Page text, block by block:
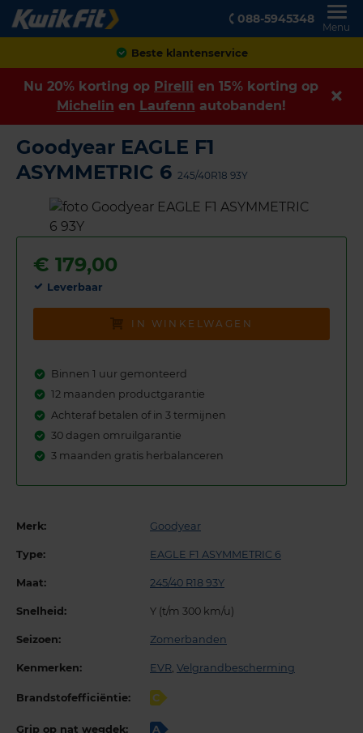
088-5945348
Menu
Achteraf betalen
Nu 20% korting op Pirelli en 15% korting op
Michelin en Laufenn autobanden!
Goodyear EAGLE F1
ASYMMETRIC 6 245/40R18 93Y
€ 179,00
Leverbaar
IN WINKELWAGEN
Binnen 1 uur gemonteerd
12 maanden productgarantie
Achteraf betalen of in 3 termijnen
30 dagen omruilgarantie
3 maanden gratis herbalanceren
Merk: Goodyear
Type: EAGLE F1 ASYMMETRIC 6
Maat: 245/40 R18 93Y
Snelheid: Y (t/m 300 km/u)
Seizoen: Zomerbanden
Kenmerken: EVR Velgrandbescherming
Brandstofefficiëntie: C
Grip op nat wegdek: A